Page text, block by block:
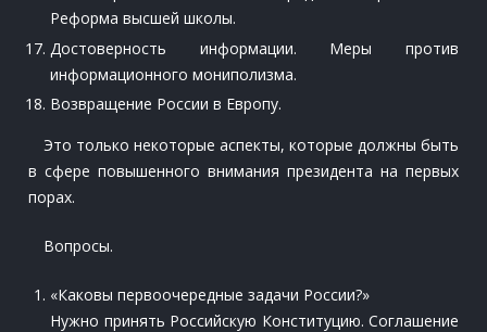
Реформа высшей школы.
Достоверность информации. Меры против
информационного мониполизма.
Возвращение России в Европу.
Это только некоторые аспекты, которые должны быть
в сфере повышенного внимания президента на первых
порах.
Вопросы.
«Каковы первоочередные задачи России?»
Нужно принять Российскую Конституцию. Соглашение